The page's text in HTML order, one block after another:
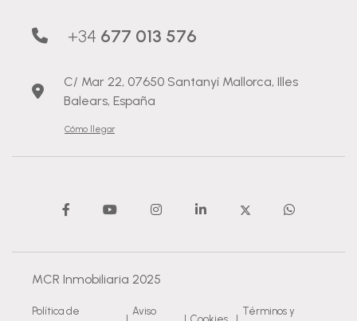
+34 677 013 576
C/ Mar 22, 07650 Santanyí Mallorca, Illes
Balears, España
Cómo llegar
MCR Inmobiliaria 2025
Política de
Aviso
Términos y